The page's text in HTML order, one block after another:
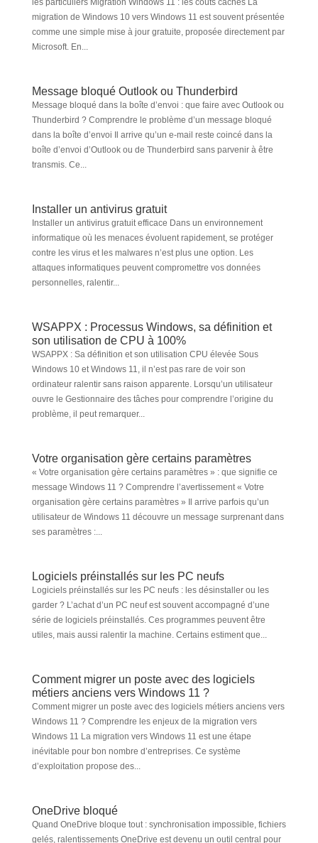
les particuliers Migration Windows 11 : les coûts cachés La
migration de Windows 10 vers Windows 11 est souvent présentée
comme une simple mise à jour gratuite, proposée directement par
Microsoft. En...
Message bloqué Outlook ou Thunderbird
Message bloqué dans la boîte d’envoi : que faire avec Outlook ou
Thunderbird ? Comprendre le problème d’un message bloqué
dans la boîte d’envoi Il arrive qu’un e-mail reste coincé dans la
boîte d’envoi d’Outlook ou de Thunderbird sans parvenir à être
transmis. Ce...
Installer un antivirus gratuit
Installer un antivirus gratuit efficace Dans un environnement
informatique où les menaces évoluent rapidement, se protéger
contre les virus et les malwares n’est plus une option. Les
attaques informatiques peuvent compromettre vos données
personnelles, ralentir...
WSAPPX : Processus Windows, sa définition et
son utilisation de CPU à 100%
WSAPPX : Sa définition et son utilisation CPU élevée Sous
Windows 10 et Windows 11, il n’est pas rare de voir son
ordinateur ralentir sans raison apparente. Lorsqu’un utilisateur
ouvre le Gestionnaire des tâches pour comprendre l’origine du
problème, il peut remarquer...
Votre organisation gère certains paramètres
« Votre organisation gère certains paramètres » : que signifie ce
message Windows 11 ? Comprendre l’avertissement « Votre
organisation gère certains paramètres » Il arrive parfois qu’un
utilisateur de Windows 11 découvre un message surprenant dans
ses paramètres :...
Logiciels préinstallés sur les PC neufs
Logiciels préinstallés sur les PC neufs : les désinstaller ou les
garder ? L’achat d’un PC neuf est souvent accompagné d’une
série de logiciels préinstallés. Ces programmes peuvent être
utiles, mais aussi ralentir la machine. Certains estiment que...
Comment migrer un poste avec des logiciels
métiers anciens vers Windows 11 ?
Comment migrer un poste avec des logiciels métiers anciens vers
Windows 11 ? Comprendre les enjeux de la migration vers
Windows 11 La migration vers Windows 11 est une étape
inévitable pour bon nombre d’entreprises. Ce système
d’exploitation propose des...
OneDrive bloqué
Quand OneDrive bloque tout : synchronisation impossible, fichiers
gelés, ralentissements OneDrive est devenu un outil central pour